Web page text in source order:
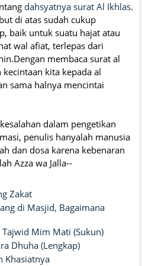
dahsyatnya surat Al Ikhlas.
di atas sudah cukup
baik untuk suatu hajat atau
wal afiat, terlepas dari
membaca surat al
kita kepada al
sama halnya mencintai
dalam pengetikan
penulis hanyalah manusia
dan dosa karena kebenaran
Azza wa Jalla--
Zakat
di Masjid, Bagaimana
Mim Mati (Sukun)
Dhuha (Lengkap)
Khasiatnya